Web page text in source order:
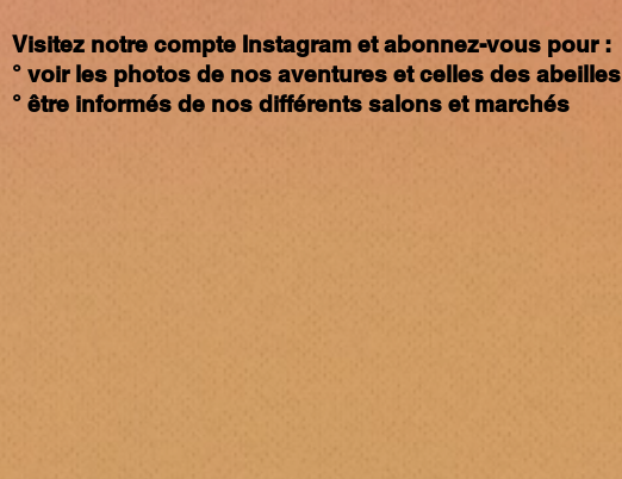
Visitez notre compte Instagram et abonnez-vous pour :
° voir les photos de nos aventures et celles des abeilles
° être informés de nos différents salons et marchés